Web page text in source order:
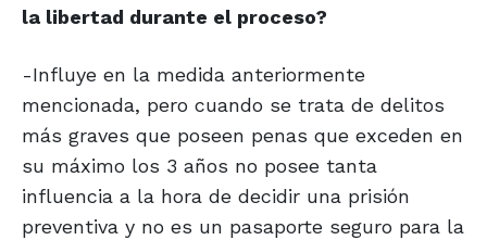
la libertad durante el proceso?
-Influye en la medida anteriormente
mencionada, pero cuando se trata de delitos
más graves que poseen penas que exceden en
su máximo los 3 años no posee tanta
influencia a la hora de decidir una prisión
preventiva y no es un pasaporte seguro para la